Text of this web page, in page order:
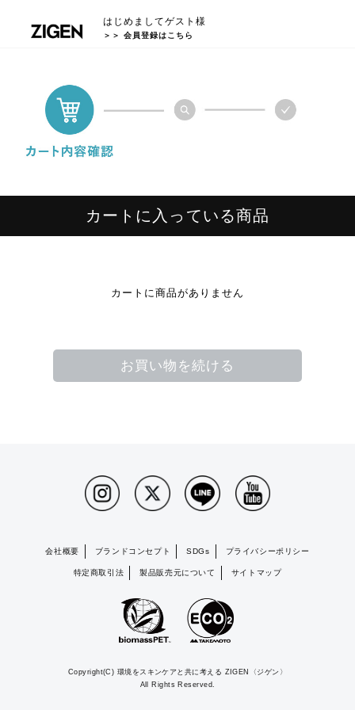
はじめましてゲスト様
＞＞ 会員登録はこちら
カートに入っている商品
カートに商品がありません
お買い物を続ける
会社概要 ブランドコンセプト SDGs プライバシーポリシー
特定商取引法 製品販売元について サイトマップ
Copyright(C) 環境をスキンケアと共に考える ZIGEN〈ジゲン〉
All Rights Reserved.